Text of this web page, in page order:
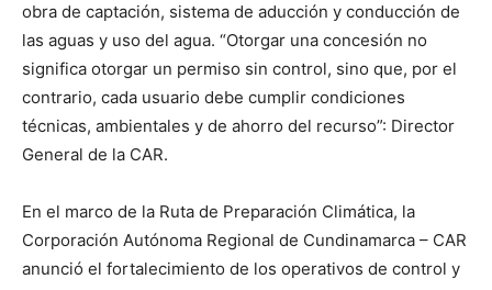
obra de captación, sistema de aducción y conducción de
las aguas y uso del agua. “Otorgar una concesión no
significa otorgar un permiso sin control, sino que, por el
contrario, cada usuario debe cumplir condiciones
técnicas, ambientales y de ahorro del recurso”: Director
General de la CAR.
En el marco de la Ruta de Preparación Climática, la
Corporación Autónoma Regional de Cundinamarca – CAR
anunció el fortalecimiento de los operativos de control y